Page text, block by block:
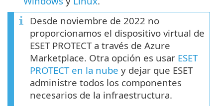
Desde noviembre de 2022 no
proporcionamos el dispositivo virtual de
ESET PROTECT a través de Azure
Marketplace. Otra opción es usar ESET
PROTECT en la nube y dejar que ESET
administre todos los componentes
necesarios de la infraestructura.